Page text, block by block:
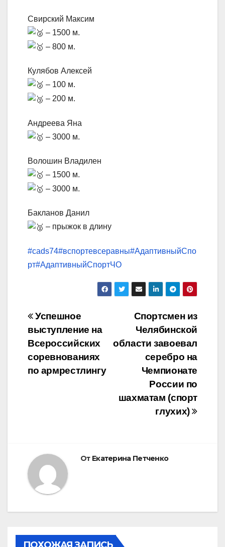
Свирский Максим
– 1500 м.
– 800 м.
Кулябов Алексей
– 100 м.
– 200 м.
Андреева Яна
– 3000 м.
Волошин Владилен
– 1500 м.
– 3000 м.
Бакланов Данил
– прыжок в длину
#cads74#вспортевсеравны#АдаптивныйСпо
рт#АдаптивныйСпортЧО
Навигация
по
записям
Спортсмен из
Челябинской
области завоевал
серебро на
Чемпионате
России по
шахматам (спорт
глухих)
Успешное
выступление на
Всероссийских
соревнованиях
по армрестлингу
От Екатерина Петченко